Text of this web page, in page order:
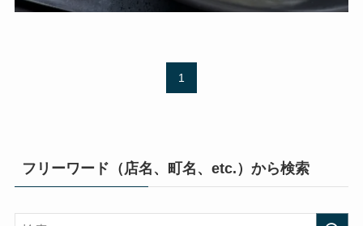
1
フリーワード（店名、町名、etc.）から検索